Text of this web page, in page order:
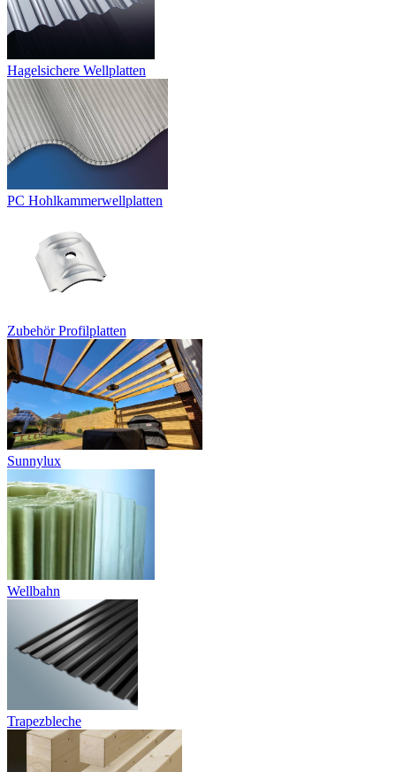
Hagelsichere Wellplatten
PC Hohlkammerwellplatten
Zubehör Profilplatten
Sunnylux
Wellbahn
Trapezbleche